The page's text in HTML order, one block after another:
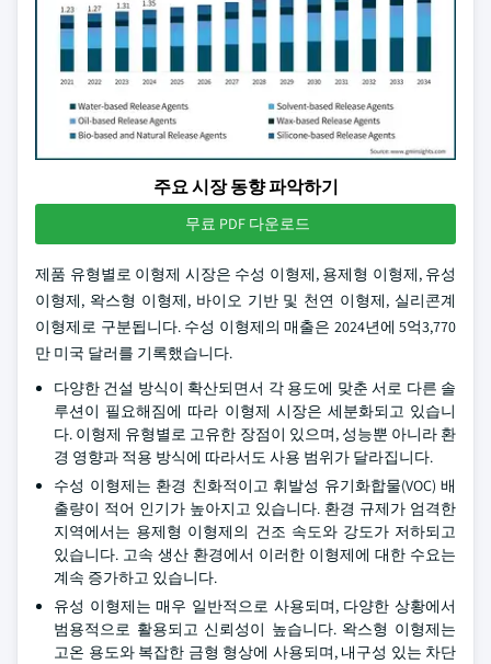
주요 시장 동향 파악하기
무료 PDF 다운로드
제품 유형별로 이형제 시장은 수성 이형제, 용제형 이형제, 유성
이형제, 왁스형 이형제, 바이오 기반 및 천연 이형제, 실리콘계
이형제로 구분됩니다. 수성 이형제의 매출은 2024년에 5억3,770
만 미국 달러를 기록했습니다.
다양한 건설 방식이 확산되면서 각 용도에 맞춘 서로 다른 솔
루션이 필요해짐에 따라 이형제 시장은 세분화되고 있습니
다. 이형제 유형별로 고유한 장점이 있으며, 성능뿐 아니라 환
경 영향과 적용 방식에 따라서도 사용 범위가 달라집니다.
수성 이형제는 환경 친화적이고 휘발성 유기화합물(VOC) 배
출량이 적어 인기가 높아지고 있습니다. 환경 규제가 엄격한
지역에서는 용제형 이형제의 건조 속도와 강도가 저하되고
있습니다. 고속 생산 환경에서 이러한 이형제에 대한 수요는
계속 증가하고 있습니다.
유성 이형제는 매우 일반적으로 사용되며, 다양한 상황에서
범용적으로 활용되고 신뢰성이 높습니다. 왁스형 이형제는
고온 용도와 복잡한 금형 형상에 사용되며, 내구성 있는 차단